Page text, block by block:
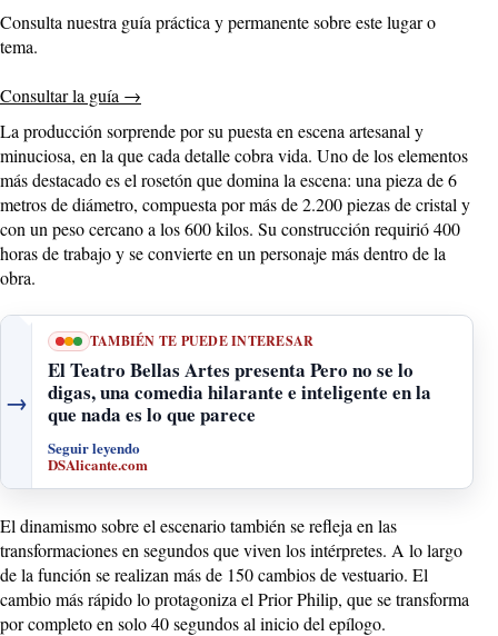
Consulta nuestra guía práctica y permanente sobre este lugar o
tema.
Consultar la guía →
La producción sorprende por su puesta en escena artesanal y
minuciosa, en la que cada detalle cobra vida. Uno de los elementos
más destacado es el rosetón que domina la escena: una pieza de 6
metros de diámetro, compuesta por más de 2.200 piezas de cristal y
con un peso cercano a los 600 kilos. Su construcción requirió 400
horas de trabajo y se convierte en un personaje más dentro de la
obra.
→
TAMBIÉN TE PUEDE INTERESAR
El Teatro Bellas Artes presenta Pero no se lo
digas, una comedia hilarante e inteligente en la
que nada es lo que parece
Seguir leyendo
DSAlicante.com
El dinamismo sobre el escenario también se refleja en las
transformaciones en segundos que viven los intérpretes. A lo largo
de la función se realizan más de 150 cambios de vestuario. El
cambio más rápido lo protagoniza el Prior Philip, que se transforma
por completo en solo 40 segundos al inicio del epílogo.